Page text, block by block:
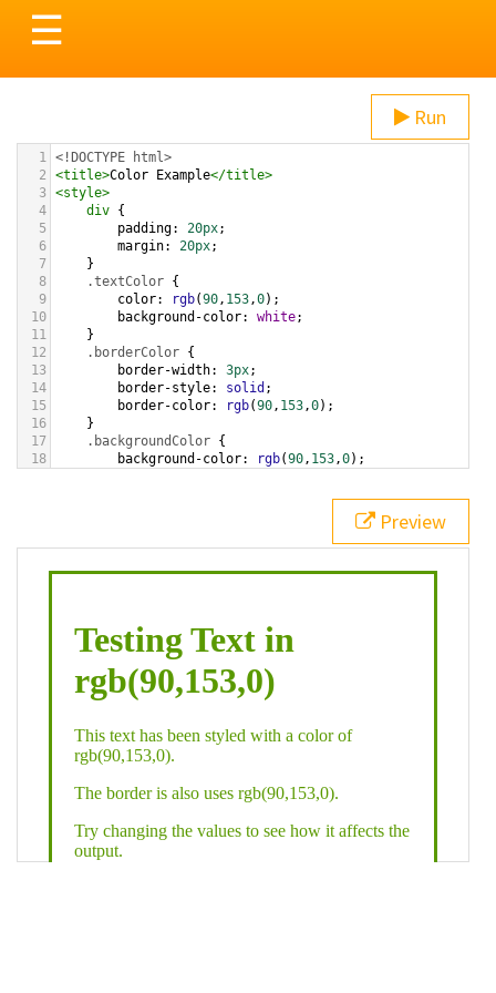
Toggle
navigation
☰
Run
1 <!DOCTYPE html>
2
<title>Color Example</title>
3 <style>
4
div {
5
padding: 20px;
6
margin: 20px;
7
}
8
.textColor {
9
color: rgb(90, 153,0);
10
background-color: white;
11
}
12
.borderColor {
13
border-width: 3px;
14
border-style: solid ;
15
border-color: rgb(90, 153,0);
16
}
17
.backgroundColor {
18
background-color: rgb(90, 153,0);
bottom ,
white, rgb(90,153,0));
div class="textColor borderColor"
< h1>Testing Text in rgb(90,153,0)
Preview